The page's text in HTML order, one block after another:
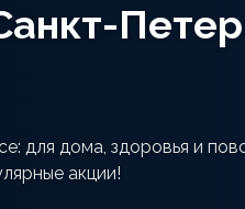
для дома, здоровья и
акции!